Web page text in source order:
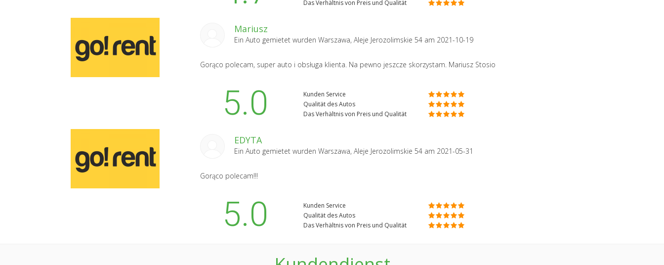
Das Verhältnis von Preis und Qualität
Mariusz
Ein Auto gemietet wurden Warszawa, Aleje Jerozolimskie 54 am 2021-10-19
Gorąco polecam, super auto i obsługa klienta. Na pewno jeszcze skorzystam. Mariusz Stosio
5.0
Kunden Service
Qualität des Autos
Das Verhältnis von Preis und Qualität
EDYTA
Ein Auto gemietet wurden Warszawa, Aleje Jerozolimskie 54 am 2021-05-31
Gorąco polecam!!!
5.0
Kunden Service
Qualität des Autos
Das Verhältnis von Preis und Qualität